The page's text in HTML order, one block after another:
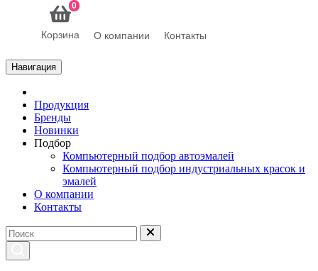
0
Корзина О компании Контакты
Навигация
Продукция
Бренды
Новинки
Подбор
Компьютерный подбор автоэмалей
Компьютерный подбор индустриальных красок и
эмалей
О компании
Контакты